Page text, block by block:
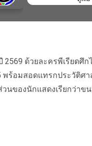
ด้วยละครพีเรียดศึก
ร้อมสอดแทรกประวัติศ
นของนักแสดงเรียกว่า